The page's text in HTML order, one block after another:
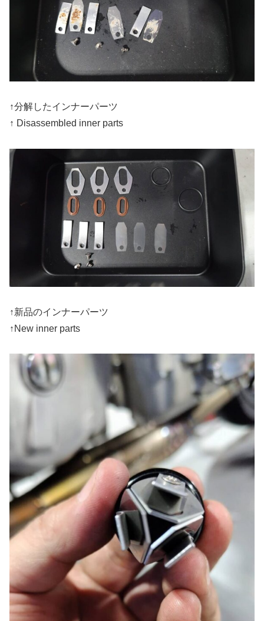
↑分解したインナーパーツ
↑ Disassembled inner parts
↑新品のインナーパーツ
↑New inner parts